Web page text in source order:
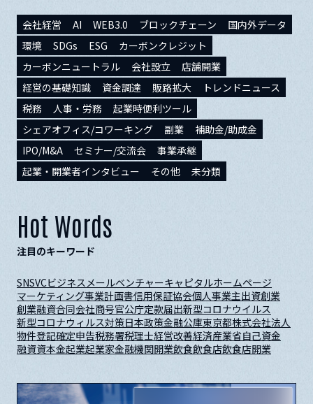
会社経営 AI WEB3.0 ブロックチェーン
国内外データ
環境
SDGs ESG
カーボンクレジット
カーボンニュートラル
会社設立
店舗開業
経営の基礎知識
資金調達 販路拡大
トレンドニュース
税務
人事・労務
起業時便利ツール
シェアオフィス/コワーキング
副業
補助金/助成金
IPO/M&A
セミナー/交流会
事業承継
起業・開業者インタビュー
その他 未分類
Hot Words
注目のキーワード
SNSVCビジネスメールベンチャーキャピタルホームページ
マーケティング事業計画書信用保証協会個人事業主出資創業
創業融資合同会社商号官公庁定款届出新型コロナウイルス
新型コロナウィルス対策日本政策金融公庫東京都株式会社法人
物件登記確定申告税務署税理士経営改善経済産業省自己資金
融資資本金起業起業家金融機関開業飲食飲食店飲食店開業